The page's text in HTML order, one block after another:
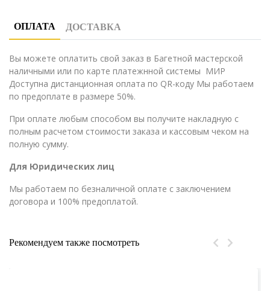
ОПЛАТА ДОСТАВКА
Вы можете оплатить свой заказ в Багетной мастерской
наличными или по карте платежнной системы МИР
Доступна дистанционная оплата по QR-коду Мы работаем
по предоплате в размере 50%.
При оплате любым способом вы получите накладную с
полным расчетом стоимости заказа и кассовым чеком на
полную сумму.
Для Юридических лиц
Мы работаем по безналичной оплате с заключением
договора и 100% предоплатой.
Рекомендуем также посмотреть